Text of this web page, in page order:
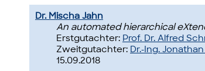
Dr. Mischa Jahn
An automated hierarchical
Erstgutachter: Prof. Dr. Alfred
Zweitgutachter: Dr.-Ing.
15.09.2018